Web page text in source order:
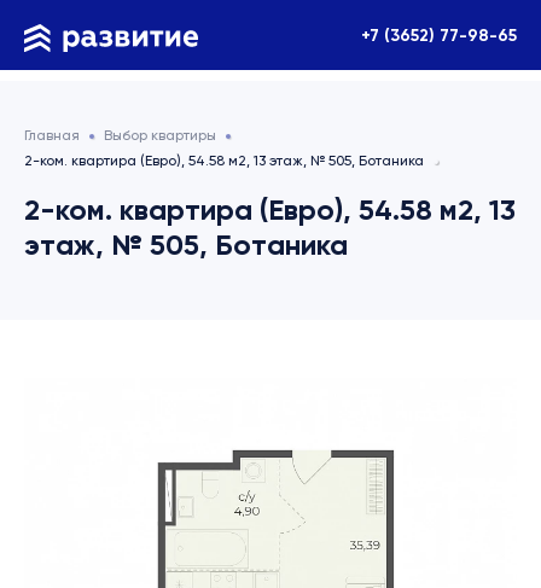
+7 (3652) 77-98-65
Главная
Выбор квартиры
2-ком. квартира (Евро), 54.58 м2, 13 этаж, № 505, Ботаника
2-ком. квартира (Евро), 54.58 м2, 13
этаж, № 505, Ботаника